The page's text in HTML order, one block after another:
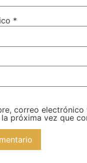
*
correo
próxima vez que